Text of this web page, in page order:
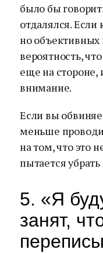
было бы
отдалялся. Если
но объективных
вероятность,
еще на стороне,
внимание.
Если вы
меньше
на том, что это
пытается
5. «Я
занят,